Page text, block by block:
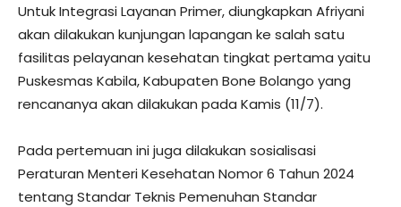
Untuk Integrasi Layanan Primer, diungkapkan Afriyani
akan dilakukan kunjungan lapangan ke salah satu
fasilitas pelayanan kesehatan tingkat pertama yaitu
Puskesmas Kabila, Kabupaten Bone Bolango yang
rencananya akan dilakukan pada Kamis (11/7).
Pada pertemuan ini juga dilakukan sosialisasi
Peraturan Menteri Kesehatan Nomor 6 Tahun 2024
tentang Standar Teknis Pemenuhan Standar